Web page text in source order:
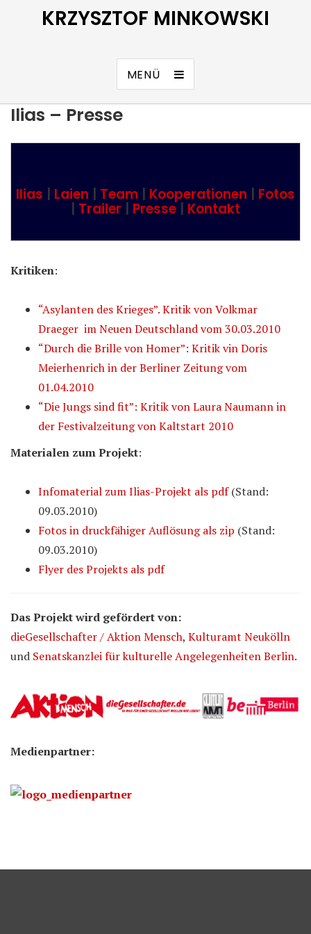
KRZYSZTOF MINKOWSKI
MENÜ
Ilias – Presse
Ilias Laien Team Kooperationen Fotos
Trailer Presse Kontakt
Kritiken:
“Asylanten des Krieges”. Kritik von Volkmar
Draeger im Neuen Deutschland vom 30.03.2010
“Durch die Brille von Homer”: Kritik vin Doris
Meierhenrich in der Berliner Zeitung vom
01.04.2010
“Die Jungs sind fit”: Kritik von Laura Naumann in
der Festivalzeitung von Kaltstart 2010
Materialen zum Projekt:
Infomaterial zum Ilias-Projekt als pdf(Stand:
09.03.2010)
Fotos in druckfähiger Auflösung als zip (Stand:
09.03.2010)
Flyer des Projekts als pdf
Das Projekt wird gefördert von:
dieGesellschafter / Aktion Mensch, Kulturamt Neukölln
und Senatskanzlei für kulturelle Angelegenheiten Berlin.
Medienpartner: